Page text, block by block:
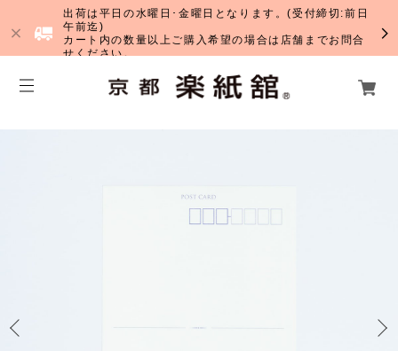
出荷は平日の水曜日･金曜日となります。(受付締切:前日
午前迄)
カート内の数量以上ご購入希望の場合は店舗までお問合
せください。